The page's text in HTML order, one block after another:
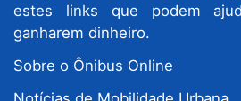
estes links que podem
ganharem dinheiro.
Sobre o Ônibus Online